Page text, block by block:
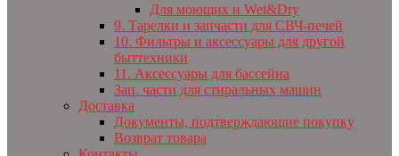
Для моющих и Wet&Dry
9. Тарелки и запчасти для СВЧ-печей
10. Фильтры и аксессуары для другой
быттехники
11. Аксессуары для бассейна
Зап. части для стиральных машин
Доставка
Документы, подтверждающие покупку
Возврат товара